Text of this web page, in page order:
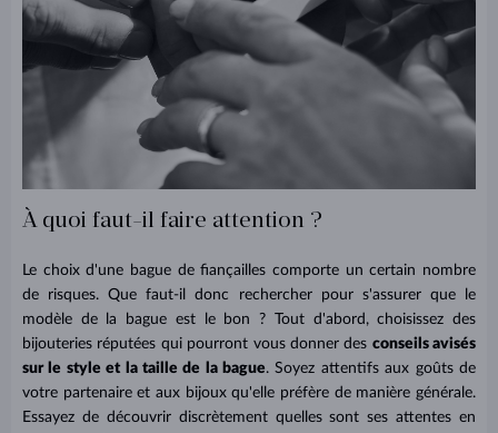
À quoi faut-il faire attention ?
Le choix d'une bague de fiançailles comporte un certain nombre
de risques. Que faut-il donc rechercher pour s'assurer que le
modèle de la bague est le bon ? Tout d'abord, choisissez des
bijouteries réputées qui pourront vous donner des conseils avisés
sur le style et la taille de la bague. Soyez attentifs aux goûts de
votre partenaire et aux bijoux qu'elle préfère de manière générale.
Essayez de découvrir discrètement quelles sont ses attentes en